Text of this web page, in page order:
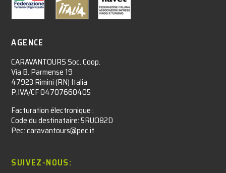
AGENCE
CARAVANTOURS Soc. Coop.
Via B. Parmense 19
47923 Rimini (RN) Italia
P.IVA/CF 04707660405
Facturation électronique :​
Code du destinataire: 5RUO82D
Pec: caravantours@pec.it
SUIVEZ-NOUS: